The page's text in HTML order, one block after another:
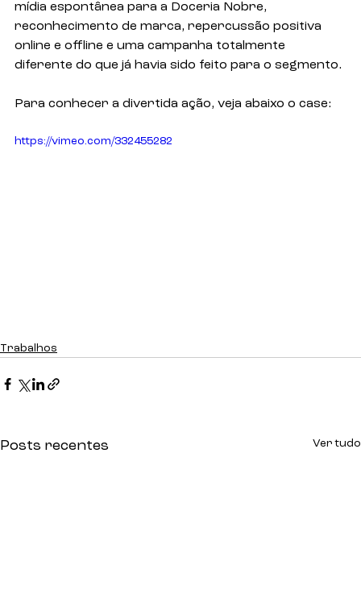
mídia espontânea para a Doceria Nobre,
reconhecimento de marca, repercussão positiva
online e offline e uma campanha totalmente
diferente do que já havia sido feito para o segmento.
Para conhecer a divertida ação, veja abaixo o case:
https://vimeo.com/332455282
Trabalhos
Posts recentes Ver tudo